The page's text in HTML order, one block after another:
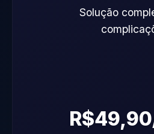
Solução